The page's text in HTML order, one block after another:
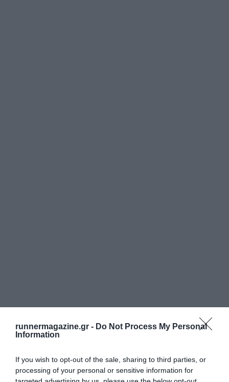
runnermagazine.gr - Do Not Process My Personal
Information
If you wish to opt-out of the sale, sharing to third parties, or
processing of your personal or sensitive information for